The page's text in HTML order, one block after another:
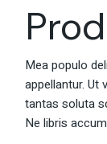
Mea populo
appellantur. Ut
tantas soluta
Ne libris